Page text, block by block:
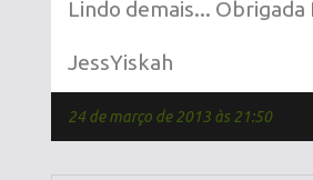
Lindo demais... Obrigada
JessYiskah
24 de março de 2013 às 21:50